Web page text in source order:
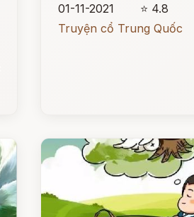
01-11-2021
⭐ 4.8
Truyện cổ Trung Quốc